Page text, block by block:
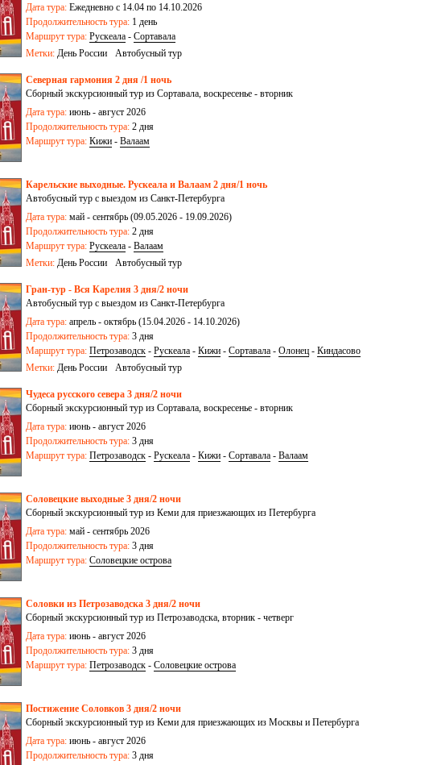
Дата тура: Ежедневно с 14.04 по 14.10.2026
Продолжительность тура: 1 день
Маршрут тура: Рускеала - Сортавала
Метки: День России Автобусный тур
Северная гармония 2 дня /1 ночь
Сборный экскурсионный тур из Сортавала, воскресенье - вторник
Дата тура: июнь - август 2026
Продолжительность тура: 2 дня
Маршрут тура: Кижи - Валаам
Карельские выходные. Рускеала и Валаам 2 дня/1 ночь
Автобусный тур с выездом из Санкт-Петербурга
Дата тура: май - сентябрь (09.05.2026 - 19.09.2026)
Продолжительность тура: 2 дня
Маршрут тура: Рускеала - Валаам
Метки: День России Автобусный тур
Гран-тур - Вся Карелия 3 дня/2 ночи
Автобусный тур с выездом из Санкт-Петербурга
Дата тура: апрель - октябрь (15.04.2026 - 14.10.2026)
Продолжительность тура: 3 дня
Маршрут тура: Петрозаводск - Рускеала - Кижи - Сортавала - Олонец - Киндасово
Метки: День России Автобусный тур
Чудеса русского севера 3 дня/2 ночи
Сборный экскурсионный тур из Сортавала, воскресенье - вторник
Дата тура: июнь - август 2026
Продолжительность тура: 3 дня
Маршрут тура: Петрозаводск - Рускеала - Кижи - Сортавала - Валаам
Соловецкие выходные 3 дня/2 ночи
Сборный экскурсионный тур из Кеми для приезжающих из Петербурга
Дата тура: май - сентябрь 2026
Продолжительность тура: 3 дня
Маршрут тура: Соловецкие острова
Соловки из Петрозаводска 3 дня/2 ночи
Сборный экскурсионный тур из Петрозаводска, вторник - четверг
Дата тура: июнь - август 2026
Продолжительность тура: 3 дня
Маршрут тура: Петрозаводск - Соловецкие острова
Постижение Соловков 3 дня/2 ночи
Сборный экскурсионный тур из Кеми для приезжающих из Москвы и Петербурга
Дата тура: июнь - август 2026
Продолжительность тура: 3 дня